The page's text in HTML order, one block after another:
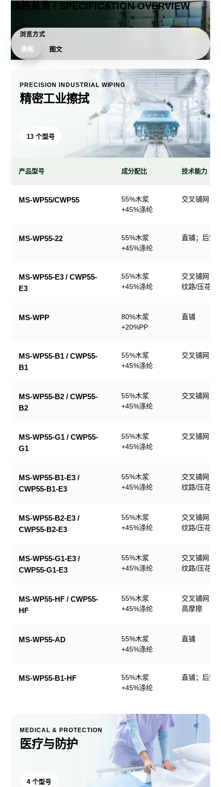
规格总览 / SPECIFICATION OVERVIEW
浏览方式
表格 图文
PRECISION INDUSTRIAL WIPING
精密工业擦拭
13 个型号
产品型号 成分配比 技术能力
MS-WP55/CWP55
55%木浆
+45%涤纶
交叉铺网；
MS-WP55-22
55%木浆
+45%涤纶
直铺；后整
MS-WP55-E3 / CWP55-
E3
55%木浆
+45%涤纶
交叉铺网；
纹路/压花
MS-WPP
80%木浆
+20%PP
直铺
MS-WP55-B1 / CWP55-
B1
55%木浆
+45%涤纶
交叉铺网；
MS-WP55-B2 / CWP55-
B2
55%木浆
+45%涤纶
交叉铺网；
MS-WP55-G1 / CWP55-
G1
55%木浆
+45%涤纶
交叉铺网；
MS-WP55-B1-E3 /
CWP55-B1-E3
55%木浆
+45%涤纶
交叉铺网；
纹路/压花
MS-WP55-B2-E3 /
CWP55-B2-E3
55%木浆
+45%涤纶
交叉铺网；
纹路/压花
MS-WP55-G1-E3 /
CWP55-G1-E3
55%木浆
+45%涤纶
交叉铺网；
纹路/压花
MS-WP55-HF / CWP55-
HF
55%木浆
+45%涤纶
交叉铺网；
高摩擦
MS-WP55-AD
55%木浆
+45%涤纶
直铺
MS-WP55-B1-HF
55%木浆
+45%涤纶
直铺；后整
MEDICAL & PROTECTION
医疗与防护
4 个型号